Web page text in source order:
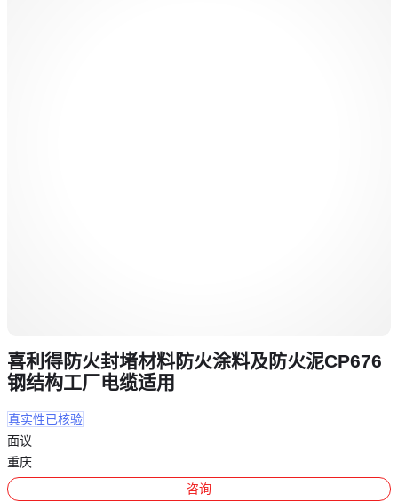
喜利得防火封堵材料防火涂料及防火泥CP676
钢结构工厂电缆适用
真实性已核验
面议
重庆
咨询